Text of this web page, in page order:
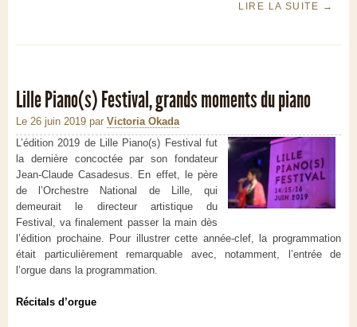
LIRE LA SUITE →
Lille Piano(s) Festival, grands moments du piano
Le 26 juin 2019 par Victoria Okada
L’édition 2019 de Lille Piano(s) Festival fut
la dernière concoctée par son fondateur
Jean-Claude Casadesus. En effet, le père
de l’Orchestre National de Lille, qui
demeurait le directeur artistique du
Festival, va finalement passer la main dès
l’édition prochaine. Pour illustrer cette année-clef, la programmation
était particulièrement remarquable avec, notamment, l’entrée de
l’orgue dans la programmation.
Récitals d’orgue